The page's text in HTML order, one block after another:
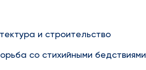
и строительство
со стихийными бедствиями